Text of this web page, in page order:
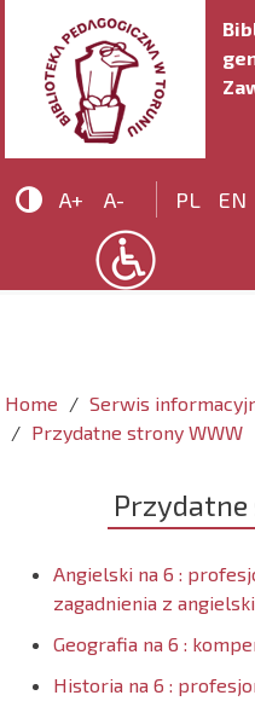
 A+ A- PL EN
Home Serwis
Przydatne strony WWW
Angielski na 6 :
zagadnienia z
Geografia na 6 :
Historia na 6 :